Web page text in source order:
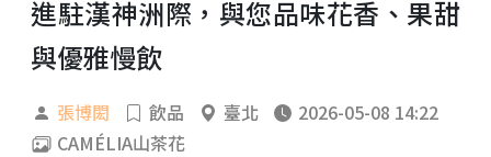
進駐漢神洲際，與您品味花香、果甜
與優雅慢飲
張博閎 飲品 臺北
2026-05-08 14:22
CAMÉLIA山茶花